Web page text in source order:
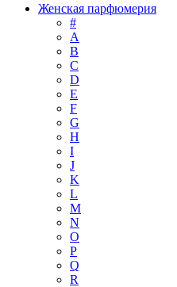
Женская парфюмерия
#
А
B
C
D
E
F
G
H
I
J
K
L
M
N
O
P
Q
R